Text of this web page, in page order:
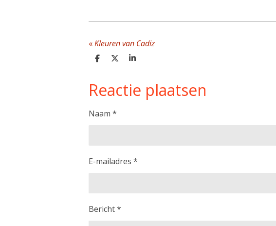
«Kleuren van Cadiz
D
e
n
D
S
e
Reactie plaatsen
Naam *
E-mailadres *
Bericht *